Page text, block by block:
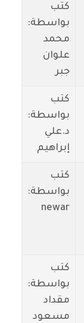
كتب
بواسطة:
محمد
علوان
جبر
كتب
بواسطة:
د.علي
إبراهيم
كتب
بواسطة:
newar
كتب
بواسطة:
مقداد
مسعود